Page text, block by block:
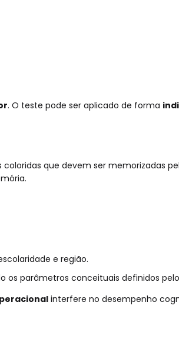
. O teste pode ser aplicado de forma
que devem ser memorizadas
e região.
os parâmetros conceituais definidos
interfere no desempenho